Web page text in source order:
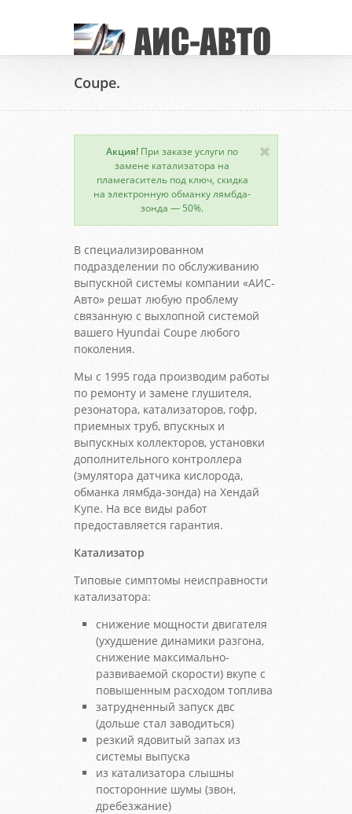
Coupe.
Акция! При заказе услуги по
замене катализатора на
пламегаситель под ключ, скидка
на электронную обманку лямбда-
зонда — 50%.
В специализированном
подразделении по обслуживанию
выпускной системы компании «АИС-
Авто» решат любую проблему
связанную с выхлопной системой
вашего Hyundai Coupe любого
поколения.
Мы с 1995 года производим работы
по ремонту и замене глушителя,
резонатора, катализаторов, гофр,
приемных труб, впускных и
выпускных коллекторов, установки
дополнительного контроллера
(эмулятора датчика кислорода,
обманка лямбда-зонда) на Хендай
Купе. На все виды работ
предоставляется гарантия.
Катализатор
Типовые симптомы неисправности
катализатора:
снижение мощности двигателя
(ухудшение динамики разгона,
снижение максимально-
развиваемой скорости) вкупе с
повышенным расходом топлива
затрудненный запуск двс
(дольше стал заводиться)
резкий ядовитый запах из
системы выпуска
из катализатора слышны
посторонние шумы (звон,
дребезжание)